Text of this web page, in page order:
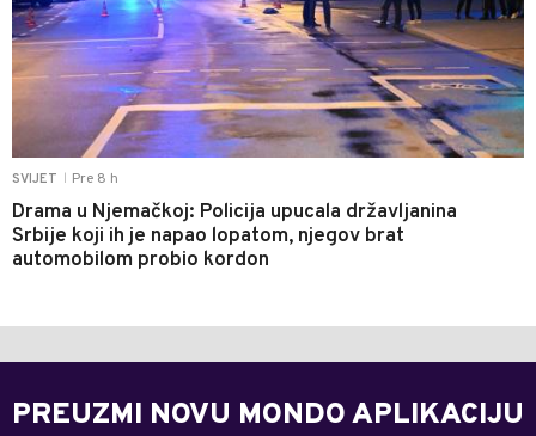
SVIJET Pre 8 h
Drama u Njemačkoj: Policija upucala državljanina
Srbije koji ih je napao lopatom, njegov brat
automobilom probio kordon
PREUZMI NOVU MONDO APLIKACIJU